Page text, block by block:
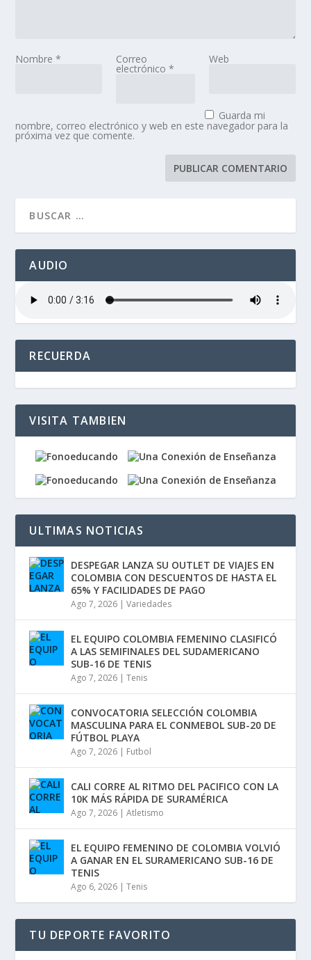
Nombre* Correo
electrónico *
Web
Guarda mi
nombre, correo electrónico y web en este navegador para la
próxima vez que comente.
AUDIO
RECUERDA
VISITA TAMBIEN
ULTIMAS NOTICIAS
DESPEGAR LANZA SU OUTLET DE VIAJES EN
COLOMBIA CON DESCUENTOS DE HASTA EL
65% Y FACILIDADES DE PAGO
Ago 7, 2026 |Variedades
EL EQUIPO COLOMBIA FEMENINO CLASIFICÓ
A LAS SEMIFINALES DEL SUDAMERICANO
SUB-16 DE TENIS
Ago 7, 2026 |Tenis
CONVOCATORIA SELECCIÓN COLOMBIA
MASCULINA PARA EL CONMEBOL SUB-20 DE
FÚTBOL PLAYA
Ago 7, 2026 | Futbol
CALI CORRE AL RITMO DEL PACIFICO CON LA
10K MÁS RÁPIDA DE SURAMÉRICA
Ago 7, 2026 |Atletismo
EL EQUIPO FEMENINO DE COLOMBIA VOLVIÓ
A GANAR EN EL SURAMERICANO SUB-16 DE
TENIS
Ago 6, 2026 |Tenis
TU DEPORTE FAVORITO